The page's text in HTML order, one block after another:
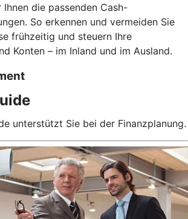
die passenden Cash-
So erkennen und vermeiden Sie
frühzeitig und steuern Ihre
Konten – im Inland und im Ausland.
unterstützt Sie bei der Finanzplanung.